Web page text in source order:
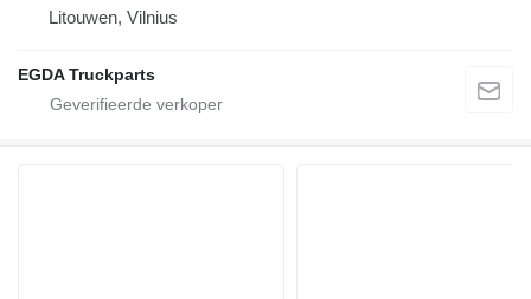
Litouwen, Vilnius
EGDA Truckparts